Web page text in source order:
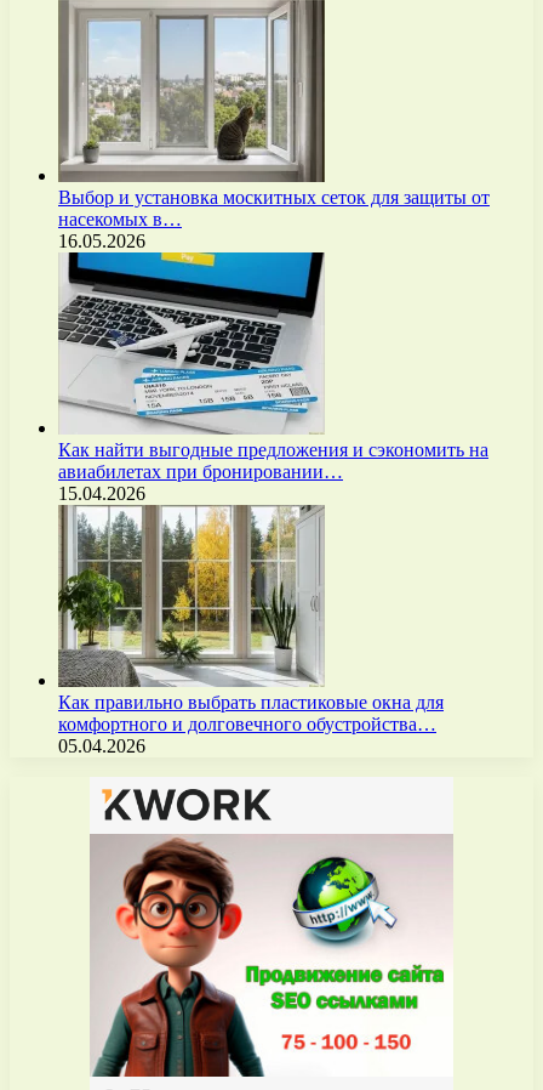
Выбор и установка москитных сеток для защиты от
насекомых в…
16.05.2026
Как найти выгодные предложения и сэкономить на
авиабилетах при бронировании…
15.04.2026
Как правильно выбрать пластиковые окна для
комфортного и долговечного обустройства…
05.04.2026